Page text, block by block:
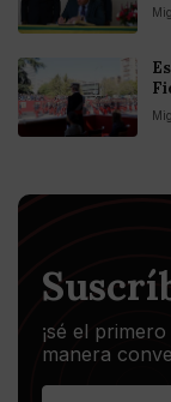
¡sé el
manera